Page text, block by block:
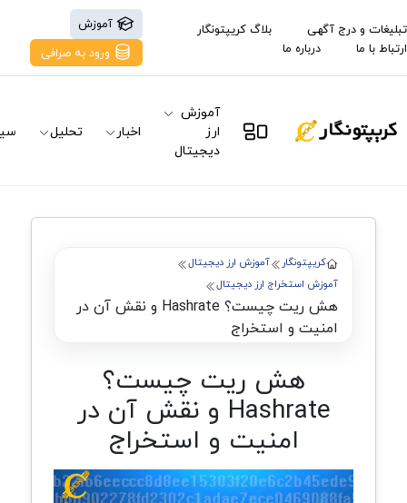
تبلیغات و درج آگهی
بلاگ کریپتونگار
ارتباط با ما
درباره ما
آموزش
ورود به صرافی
آموزش
ارز
دیجیتال
اخبار تحلیل
کریپتونگار
آموزش ارز دیجیتال
آموزش استخراج ارز دیجیتال
هش ریت چیست؟ Hashrate و نقش آن در
امنیت و استخراج
هش ریت چیست؟
Hashrate و نقش آن در
امنیت و استخراج